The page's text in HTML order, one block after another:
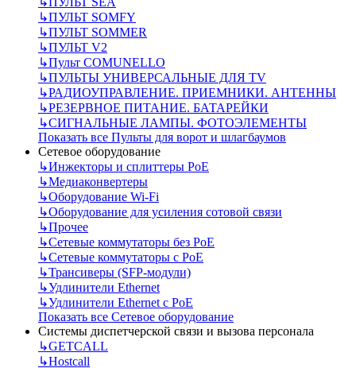
↳ПУЛЬТ SOMFY
↳ПУЛЬТ SOMMER
↳ПУЛЬТ V2
↳Пульт СOMUNELLO
↳ПУЛЬТЫ УНИВЕРСАЛЬНЫЕ ДЛЯ TV
↳РАДИОУПРАВЛЕНИЕ. ПРИЕМНИКИ. АНТЕННЫ
↳РЕЗЕРВНОЕ ПИТАНИЕ. БАТАРЕЙКИ
↳СИГНАЛЬНЫЕ ЛАМПЫ. ФОТОЭЛЕМЕНТЫ
Показать все Пульты для ворот и шлагбаумов
Сетевое оборудование
↳Инжекторы и сплиттеры РоЕ
↳Медиаконвертеры
↳Оборудование Wi-Fi
↳Оборудование для усиления сотовой связи
↳Прочее
↳Сетевые коммутаторы без РоЕ
↳Сетевые коммутаторы с РоЕ
↳Трансиверы (SFP-модули)
↳Удлинители Ethernet
↳Удлинители Ethernet с PoE
Показать все Сетевое оборудование
Системы диспетчерской связи и вызова персонала
↳GETCALL
↳Hostcall